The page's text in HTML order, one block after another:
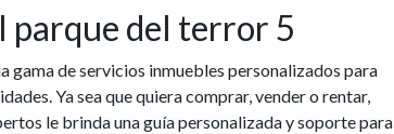
parque del terror 5
gama de servicios inmuebles personalizados para
Ya sea que quiera comprar, vender o rentar,
le brinda una guía personalizada y soporte para